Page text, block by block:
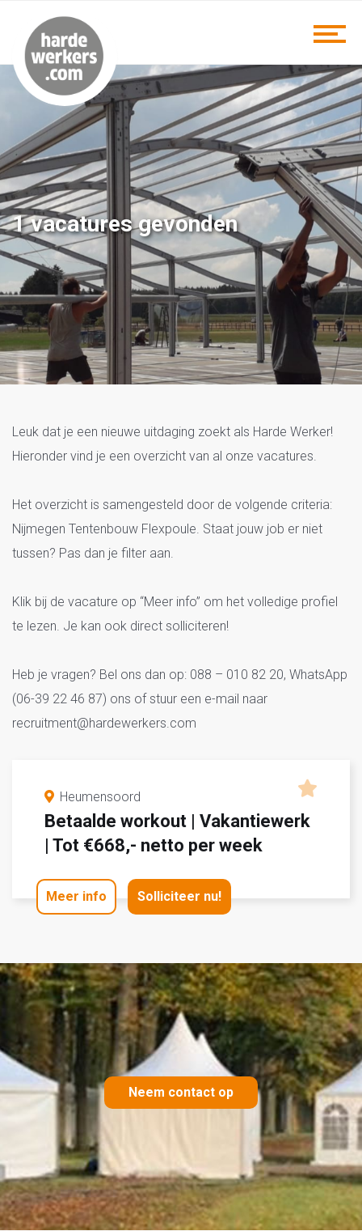
1 vacatures gevonden
Vacatures Nijmegen Tentenbouw
Flexpoule
Leuk dat je een nieuwe uitdaging zoekt als Harde Werker!
Hieronder vind je een overzicht van al onze vacatures.
Het overzicht is samengesteld door de volgende criteria:
Nijmegen Tentenbouw Flexpoule. Staat jouw job er niet
tussen? Pas dan je filter aan.
Klik bij de vacature op “Meer info” om het volledige profiel
te lezen. Je kan ook direct solliciteren!
Heb je vragen? Bel ons dan op: 088 – 010 82 20, WhatsApp
(06-39 22 46 87) ons of stuur een e-mail naar
recruitment@hardewerkers.com
Heumensoord
Betaalde workout | Vakantiewerk
| Tot €668,- netto per week
Meer info Solliciteer nu!
Neem contact op